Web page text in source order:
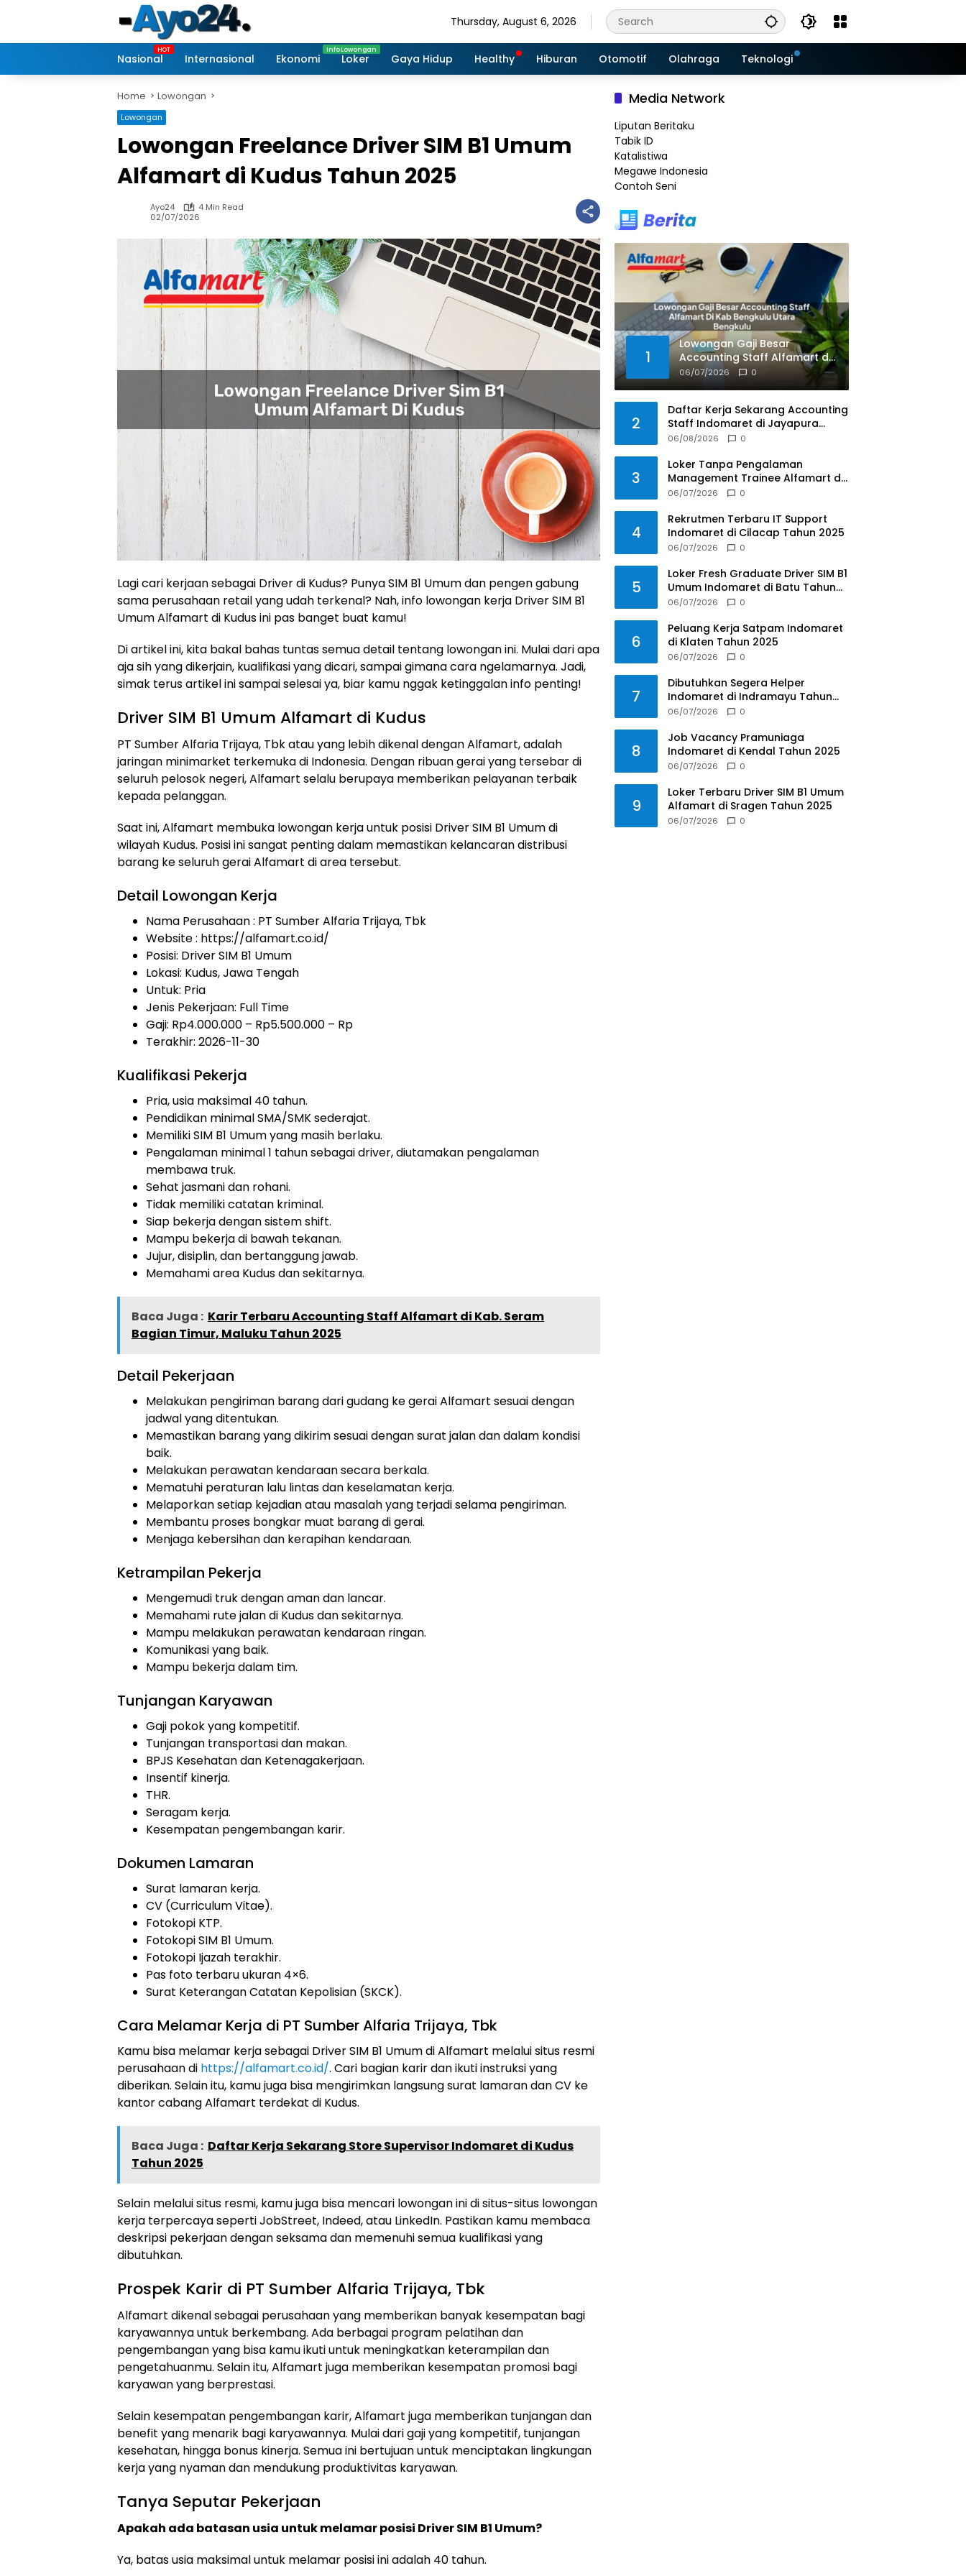
Thursday, August 6, 2026
Nasional Internasional Ekonomi Loker Gaya Hidup Healthy Hiburan Otomotif Olahraga Teknologi
Home Lowongan
Lowongan
Lowongan Freelance Driver SIM B1 Umum
Alfamart di Kudus Tahun 2025
Ayo24
4 Min Read
02/07/2026
Lagi cari kerjaan sebagai Driver di Kudus? Punya SIM B1 Umum dan pengen gabung
sama perusahaan retail yang udah terkenal? Nah, info lowongan kerja Driver SIM B1
Umum Alfamart di Kudus ini pas banget buat kamu!
Di artikel ini, kita bakal bahas tuntas semua detail tentang lowongan ini. Mulai dari apa
aja sih yang dikerjain, kualifikasi yang dicari, sampai gimana cara ngelamarnya. Jadi,
simak terus artikel ini sampai selesai ya, biar kamu nggak ketinggalan info penting!
Driver SIM B1 Umum Alfamart di Kudus
PT Sumber Alfaria Trijaya, Tbk atau yang lebih dikenal dengan Alfamart, adalah
jaringan minimarket terkemuka di Indonesia. Dengan ribuan gerai yang tersebar di
seluruh pelosok negeri, Alfamart selalu berupaya memberikan pelayanan terbaik
kepada pelanggan.
Saat ini, Alfamart membuka lowongan kerja untuk posisi Driver SIM B1 Umum di
wilayah Kudus. Posisi ini sangat penting dalam memastikan kelancaran distribusi
barang ke seluruh gerai Alfamart di area tersebut.
Detail Lowongan Kerja
Nama Perusahaan : PT Sumber Alfaria Trijaya, Tbk
Website : https://alfamart.co.id/
Posisi: Driver SIM B1 Umum
Lokasi: Kudus, Jawa Tengah
Untuk: Pria
Jenis Pekerjaan: Full Time
Gaji: Rp4.000.000 – Rp5.500.000 – Rp
Terakhir: 2026-11-30
Kualifikasi Pekerja
Pria, usia maksimal 40 tahun.
Pendidikan minimal SMA/SMK sederajat.
Memiliki SIM B1 Umum yang masih berlaku.
Pengalaman minimal 1 tahun sebagai driver, diutamakan pengalaman
membawa truk.
Sehat jasmani dan rohani.
Tidak memiliki catatan kriminal.
Siap bekerja dengan sistem shift.
Mampu bekerja di bawah tekanan.
Jujur, disiplin, dan bertanggung jawab.
Memahami area Kudus dan sekitarnya.
Baca Juga : Karir Terbaru Accounting Staff Alfamart di Kab. Seram
Bagian Timur, Maluku Tahun 2025
Detail Pekerjaan
Melakukan pengiriman barang dari gudang ke gerai Alfamart sesuai dengan
jadwal yang ditentukan.
Memastikan barang yang dikirim sesuai dengan surat jalan dan dalam kondisi
baik.
Melakukan perawatan kendaraan secara berkala.
Mematuhi peraturan lalu lintas dan keselamatan kerja.
Melaporkan setiap kejadian atau masalah yang terjadi selama pengiriman.
Membantu proses bongkar muat barang di gerai.
Menjaga kebersihan dan kerapihan kendaraan.
Ketrampilan Pekerja
Mengemudi truk dengan aman dan lancar.
Memahami rute jalan di Kudus dan sekitarnya.
Mampu melakukan perawatan kendaraan ringan.
Komunikasi yang baik.
Mampu bekerja dalam tim.
Tunjangan Karyawan
Gaji pokok yang kompetitif.
Tunjangan transportasi dan makan.
BPJS Kesehatan dan Ketenagakerjaan.
Insentif kinerja.
THR.
Seragam kerja.
Kesempatan pengembangan karir.
Dokumen Lamaran
Surat lamaran kerja.
CV (Curriculum Vitae).
Fotokopi KTP.
Fotokopi SIM B1 Umum.
Fotokopi Ijazah terakhir.
Pas foto terbaru ukuran 4×6.
Surat Keterangan Catatan Kepolisian (SKCK).
Cara Melamar Kerja di PT Sumber Alfaria Trijaya, Tbk
Kamu bisa melamar kerja sebagai Driver SIM B1 Umum di Alfamart melalui situs resmi
perusahaan di https://alfamart.co.id/. Cari bagian karir dan ikuti instruksi yang
diberikan. Selain itu, kamu juga bisa mengirimkan langsung surat lamaran dan CV ke
kantor cabang Alfamart terdekat di Kudus.
Baca Juga : Daftar Kerja Sekarang Store Supervisor Indomaret di Kudus
Tahun 2025
Selain melalui situs resmi, kamu juga bisa mencari lowongan ini di situs-situs lowongan
kerja terpercaya seperti JobStreet, Indeed, atau LinkedIn. Pastikan kamu membaca
deskripsi pekerjaan dengan seksama dan memenuhi semua kualifikasi yang
dibutuhkan.
Prospek Karir di PT Sumber Alfaria Trijaya, Tbk
Alfamart dikenal sebagai perusahaan yang memberikan banyak kesempatan bagi
karyawannya untuk berkembang. Ada berbagai program pelatihan dan
pengembangan yang bisa kamu ikuti untuk meningkatkan keterampilan dan
pengetahuanmu. Selain itu, Alfamart juga memberikan kesempatan promosi bagi
karyawan yang berprestasi.
Selain kesempatan pengembangan karir, Alfamart juga memberikan tunjangan dan
benefit yang menarik bagi karyawannya. Mulai dari gaji yang kompetitif, tunjangan
kesehatan, hingga bonus kinerja. Semua ini bertujuan untuk menciptakan lingkungan
kerja yang nyaman dan mendukung produktivitas karyawan.
Tanya Seputar Pekerjaan
Apakah ada batasan usia untuk melamar posisi Driver SIM B1 Umum?
Ya, batas usia maksimal untuk melamar posisi ini adalah 40 tahun.
Media Network
Liputan Beritaku
Tabik ID
Katalistiwa
Megawe Indonesia
Contoh Seni
1
Lowongan Gaji Besar
Accounting Staff Alfamart di
Kab. Bengkulu Utara,
Bengkulu Tahun 2025
06/07/2026 0
2
Daftar Kerja Sekarang Accounting
Staff Indomaret di Jayapura
Tahun 2025
06/08/2026 0
3
Loker Tanpa Pengalaman
Management Trainee Alfamart di
Balikpapan Tahun 2025
06/07/2026 0
4
Rekrutmen Terbaru IT Support
Indomaret di Cilacap Tahun 2025
06/07/2026 0
5
Loker Fresh Graduate Driver SIM B1
Umum Indomaret di Batu Tahun
2025
06/07/2026 0
6
Peluang Kerja Satpam Indomaret
di Klaten Tahun 2025
06/07/2026 0
7
Dibutuhkan Segera Helper
Indomaret di Indramayu Tahun
2025
06/07/2026 0
8
Job Vacancy Pramuniaga
Indomaret di Kendal Tahun 2025
06/07/2026 0
9
Loker Terbaru Driver SIM B1 Umum
Alfamart di Sragen Tahun 2025
06/07/2026 0